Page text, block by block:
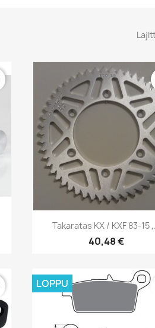
Pikakatselu
Takaratas KX / KXF 83-15
40,48 €
LOPPU